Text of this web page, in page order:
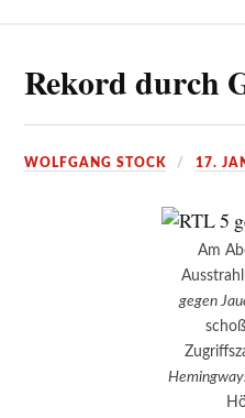
Rekord durch
WOLFGANG STOCK 17.
Am
gegen